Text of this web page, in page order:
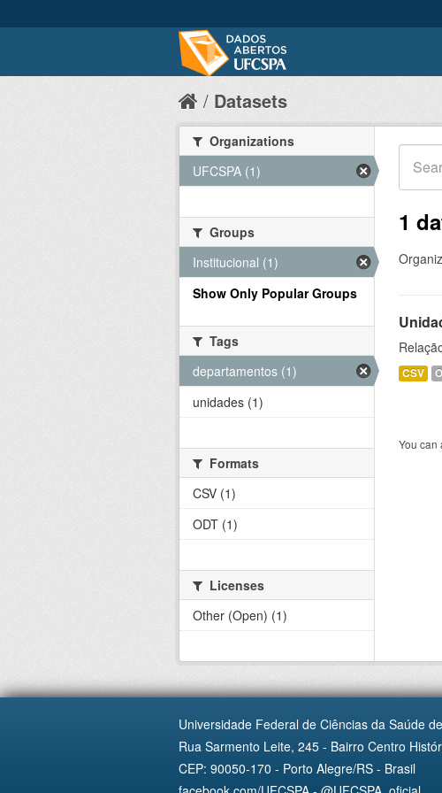
Datasets
1
CSV
You can
Organizations
UFCSPA (1)
Groups
Institucional (1)
Show Only Popular Groups
Tags
departamentos (1)
unidades (1)
Formats
CSV (1)
ODT (1)
Licenses
Other (Open) (1)
Universidade Federal de Ciências da Saúde
Rua Sarmento Leite, 245 - Bairro Centro
CEP: 90050-170 - Porto Alegre/RS - Brasil